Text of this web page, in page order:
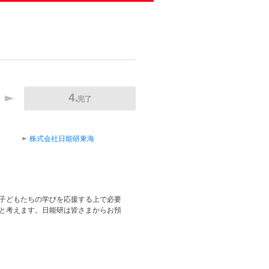
完了
株式会社日能研東海
どもたちの学びを応援する上で必要
考えます。日能研は皆さまからお預